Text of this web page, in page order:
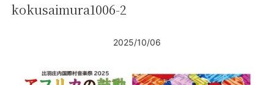
kokusaimura1006-2
2025/10/06